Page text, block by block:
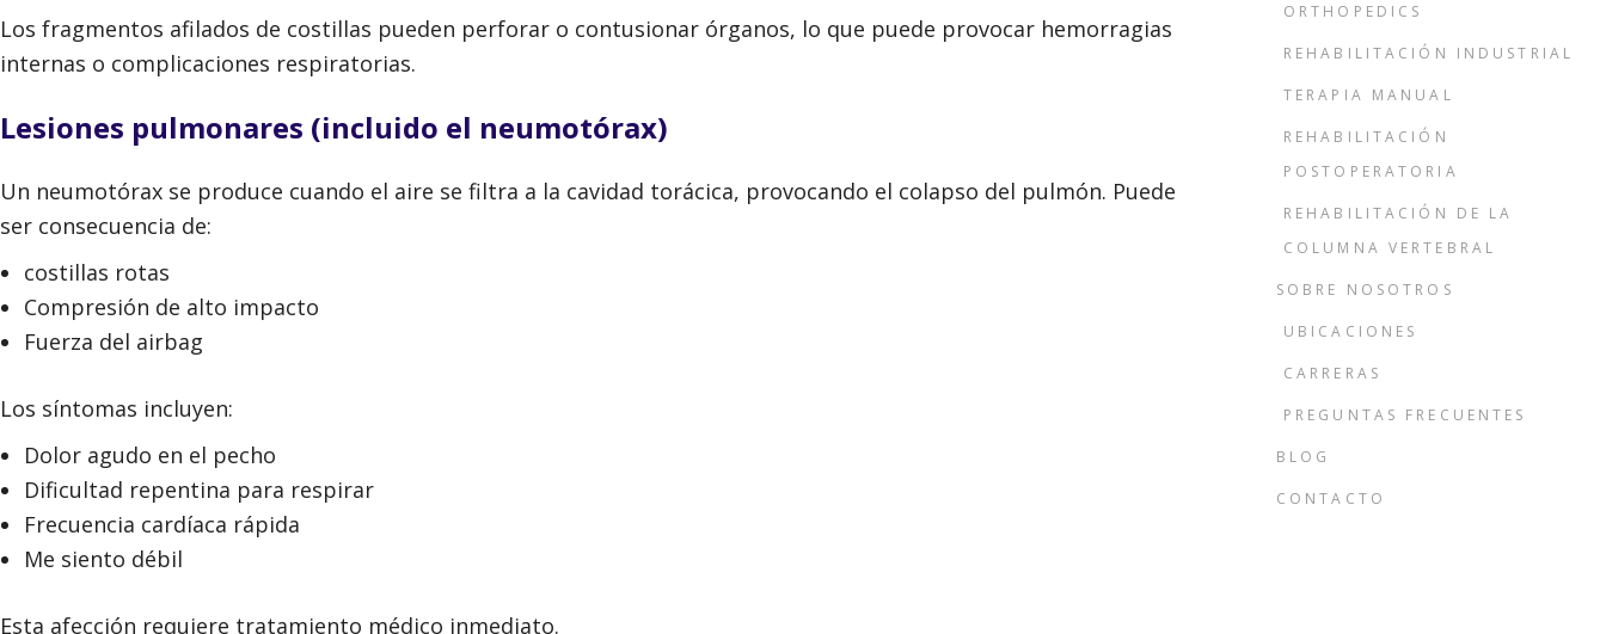
Los fragmentos afilados de costillas pueden perforar o contusionar órganos, lo que puede provocar hemorragias
internas o complicaciones respiratorias.
Lesiones pulmonares (incluido el neumotórax)
Un neumotórax se produce cuando el aire se filtra a la cavidad torácica, provocando el colapso del pulmón. Puede
ser consecuencia de:
costillas rotas
Compresión de alto impacto
Fuerza del airbag
Los síntomas incluyen:
Dolor agudo en el pecho
Dificultad repentina para respirar
Frecuencia cardíaca rápida
Me siento débil
Esta afección requiere tratamiento médico inmediato.
ORTHOPEDICS
REHABILITACIÓN INDUSTRIAL
TERAPIA MANUAL
REHABILITACIÓN
POSTOPERATORIA
REHABILITACIÓN DE LA
COLUMNA VERTEBRAL
SOBRE NOSOTROS
UBICACIONES
CARRERAS
PREGUNTAS FRECUENTES
BLOG
CONTACTO